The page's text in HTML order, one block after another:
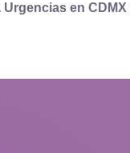
en CDMX